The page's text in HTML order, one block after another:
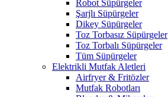
Robot Süpürgeler
Şarjlı Süpürgeler
Dikey Süpürgeler
Toz Torbasız Süpürgeler
Toz Torbalı Süpürgeler
Tüm Süpürgeler
Elektrikli Mutfak Aletleri
Airfryer & Fritözler
Mutfak Robotları